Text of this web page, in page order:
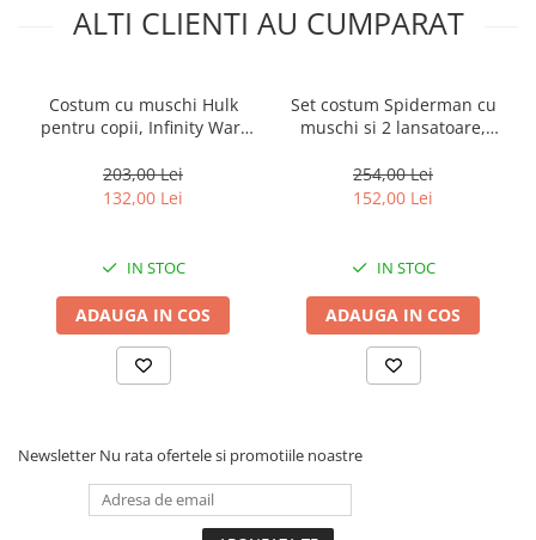
Orga electronica
ALTI CLIENTI AU CUMPARAT
Costum cu muschi Hulk
pentru copii, Infinity War,
5-7 ani
203,00 Lei
132,00 Lei
IN STOC
ADAUGA IN COS
Set costum Spiderman cu
muschi si 2 lansatoare,
254,00 Lei
152,00 Lei
IN STOC
ADAUGA IN COS
Newsletter Nu rata ofertele si promotiile noastre